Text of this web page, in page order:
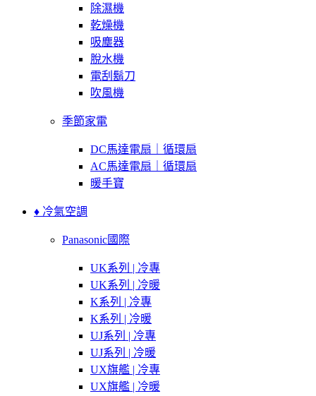
除濕機
乾燥機
吸塵器
脫水機
電刮鬍刀
吹風機
季節家電
DC馬達電扇｜循環扇
AC馬達電扇｜循環扇
暖手寶
♦ 冷氣空調
Panasonic國際
UK系列 | 冷專
UK系列 | 冷暖
K系列 | 冷專
K系列 | 冷暖
UJ系列 | 冷專
UJ系列 | 冷暖
UX旗艦 | 冷專
UX旗艦 | 冷暖